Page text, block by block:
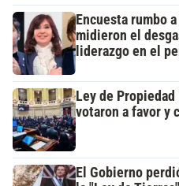
Encuesta rumbo
midieron el
liderazgo en el
Ley de
votaron a favor y
El Gobierno